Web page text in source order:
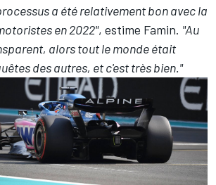
a été relativement bon avec la
en 2022", estime Famin. "Au
alors tout le monde était
des autres, et c'est très bien."